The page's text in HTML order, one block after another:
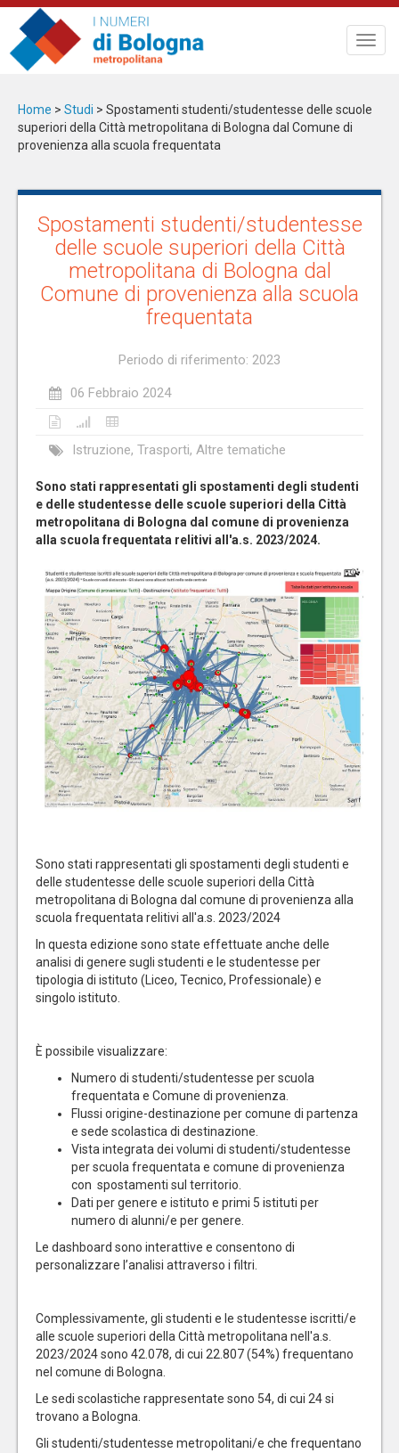
Salta
contenuto
principale
Home > Studi > Spostamenti studenti/studentesse delle scuole
superiori della Città metropolitana di Bologna dal Comune di
provenienza alla scuola frequentata
Spostamenti studenti/studentesse
delle scuole superiori della Città
metropolitana di Bologna dal
Comune di provenienza alla scuola
frequentata
Periodo di riferimento: 2023
06 Febbraio 2024
Istruzione, Trasporti, Altre tematiche
Sono stati rappresentati gli spostamenti degli studenti
e delle studentesse delle scuole superiori della Città
metropolitana di Bologna dal comune di provenienza
alla scuola frequentata relitivi all'a.s. 2023/2024.
Sono stati rappresentati gli spostamenti degli studenti e
delle studentesse delle scuole superiori della Città
metropolitana di Bologna dal comune di provenienza alla
scuola frequentata relitivi all'a.s. 2023/2024
In questa edizione sono state effettuate anche delle
analisi di genere sugli studenti e le studentesse per
tipologia di istituto (Liceo, Tecnico, Professionale) e
singolo istituto.
È possibile visualizzare:
Numero di studenti/studentesse per scuola
frequentata e Comune di provenienza.
Flussi origine-destinazione per comune di partenza
e sede scolastica di destinazione.
Vista integrata dei volumi di studenti/studentesse
per scuola frequentata e comune di provenienza
con spostamenti sul territorio.
Dati per genere e istituto e primi 5 istituti per
numero di alunni/e per genere.
Le dashboard sono interattive e consentono di
personalizzare l’analisi attraverso i filtri.
Complessivamente, gli studenti e le studentesse iscritti/e
alle scuole superiori della Città metropolitana nell'a.s.
2023/2024 sono 42.078, di cui 22.807 (54%) frequentano
nel comune di Bologna.
Le sedi scolastiche rappresentate sono 54, di cui 24 si
trovano a Bologna.
Gli studenti/studentesse metropolitani/e che frequentano